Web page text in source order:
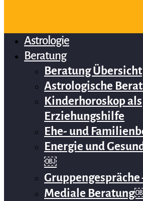
Astrologie
Beratung
Beratung Übersicht
Astrologische
Kinderhoroskop als
Erziehungshilfe
Ehe- und
Energie und
￼
Mediale